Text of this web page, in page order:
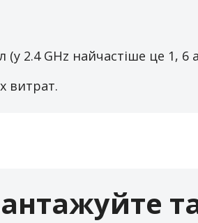
2.4 GHz найчастіше це 1, 6
витрат.
с. Яськи. Універсам “АННА”, вул.